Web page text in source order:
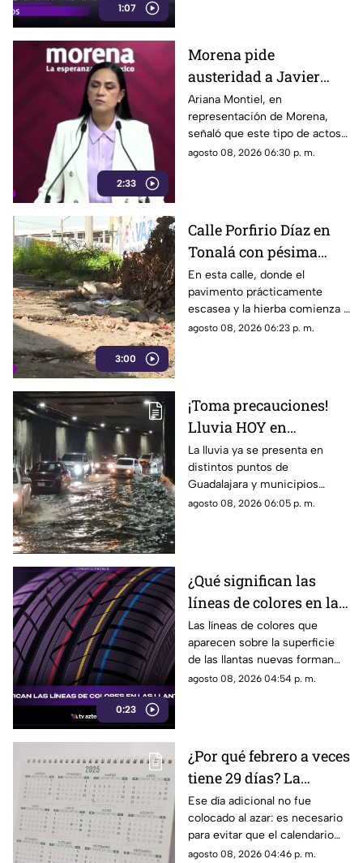
1:07
2:33
Morena pide
austeridad a Javier
May, pero el ejemplo
parece faltar en casa
Ariana Montiel, en
representación de Morena,
señaló que este tipo de actos y
el gasto de recursos
austeridad establecidos por el
partido.
agosto 08, 2026 06:30 p. m.
3:00
Calle Porfirio Díaz en
Tonalá con pésima
vialidad y basura por
todas partes
En esta calle, donde el
pavimento prácticamente
escasea y la hierba comienza a
ganar terreno, los vecinos
resultados.
agosto 08, 2026 06:23 p. m.
¡Toma precauciones!
Lluvia HOY en
Guadalajara deja
fuertes vientos y
amenaza de granizo
La lluvia ya se presenta en
distintos puntos de
Guadalajara y municipios
cercanos, con fuertes vientos,
agosto 08, 2026 06:05 p. m.
0:23
¿Qué significan las
líneas de colores en las
llantas nuevas?
Las líneas de colores que
aparecen sobre la superficie
de las llantas nuevas forman
parte del proceso de
agosto 08, 2026 04:54 p. m.
¿Por qué febrero a veces
tiene 29 días? La
curiosa razón detrás de
los años bisiestos
Ese día adicional no fue
colocado al azar: es necesario
para evitar que el calendario
pierda sincronía con las
agosto 08, 2026 04:46 p. m.